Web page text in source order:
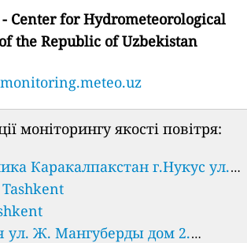
Center for Hydrometeorological
the Republic of Uzbekistan
monitoring.meteo.uz
моніторингу якості повітря:
Каракалпакстан г.Нукус ул.
Uchtepa Tashkent
Tashkent
2.